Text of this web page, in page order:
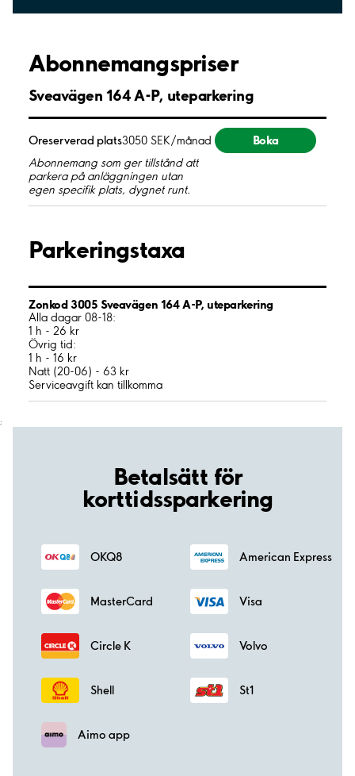
Abonnemangspriser
Sveavägen 164 A-P, uteparkering
Oreserverad plats3050 SEK/månad Boka
Abonnemang som ger tillstånd att
parkera på anläggningen utan
egen specifik plats, dygnet runt.
Parkeringstaxa
Zonkod 3005 Sveavägen 164 A-P, uteparkering
Alla dagar 08-18:
1 h - 26 kr
Övrig tid:
1 h - 16 kr
Natt (20-06) - 63 kr
Serviceavgift kan tillkomma
;
Betalsätt för
korttidssparkering
OKQ8 American Express
MasterCard Visa
Circle K Volvo
Shell St1
Aimo app